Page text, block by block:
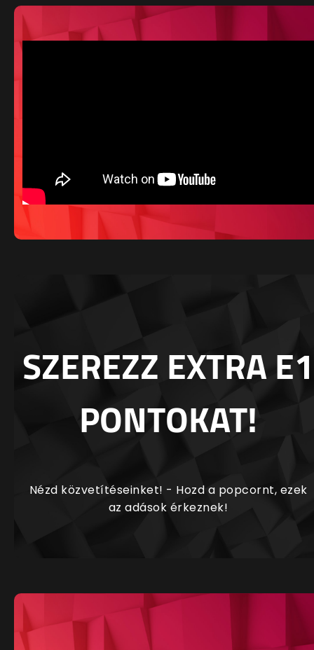
SZEREZZ EXTRA E1
PONTOKAT!
Nézd közvetítéseinket! - Hozd a popcornt, ezek
az adások érkeznek!